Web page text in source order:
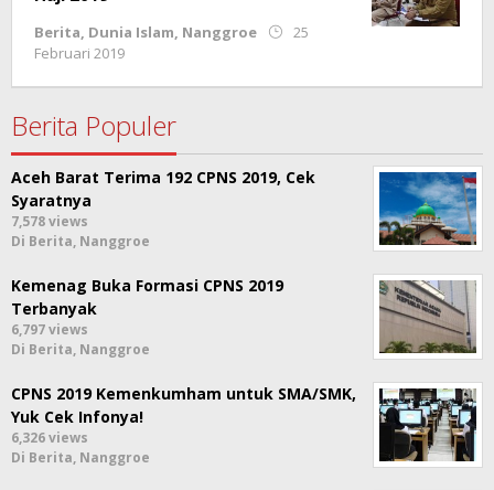
Berita, Dunia Islam, Nanggroe
25
Februari 2019
Trisnamal
Berita Populer
Aceh Barat Terima 192 CPNS 2019, Cek
Syaratnya
7,578 views
Di Berita, Nanggroe
Kemenag Buka Formasi CPNS 2019
Terbanyak
6,797 views
Di Berita, Nanggroe
CPNS 2019 Kemenkumham untuk SMA/SMK,
Yuk Cek Infonya!
6,326 views
Di Berita, Nanggroe